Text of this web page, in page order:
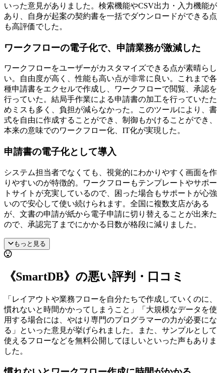
いった意見がありました。検索機能やCSV出力・入力機能が
あり、自身が起案の契約書を一括でダウンロードができる点
も高評価でした。
ワークフローの電子化で、申請業務が激減した
ワークフローをユーザーがカスタマイズできる点が素晴らし
い。自由度が高く、性能も高い点が非常に良い。これまで各
種申請書をエクセルで作成し、ワークフローで閲覧、承認を
行っていた。結局手作業による申請書の加工を行っていたた
めミスも多く、負担が減らなかった。このツールにより、書
式を自由に作成することができ、制御もかけることができ、
本来の意味でのワークフロー化、IT化が実現した。
申請書の電子化として導入
システム担当者でなくても、視覚的にわかりやすく画面を作
りやすいのが特徴的。ワークフローもテンプレートやサポー
トサイトが充実しているので、困った場合もサポートが心強
いので安心して使い続けられます。全国に複数支店がある
が、文書の申請が紙から電子申請に切り替えることが出来た
ので、承認完了までにかかる日数が格段に減りました。
もっと見る
《SmartDB》の悪い評判・口コミ
「レイアウトや業務フローを自分たちで作成していくのに、
慣れないと時間かかってしまうこと」「大規模なデータを使
用する場合には、やはり専門のプログラマーの力が必要にな
る」といった意見が挙げられました。また、サンプルとして
使えるフローなどを無料公開してほしいといった声もありま
した。